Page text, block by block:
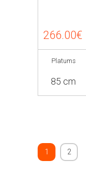
266.00€
Platums
85 cm
1 2